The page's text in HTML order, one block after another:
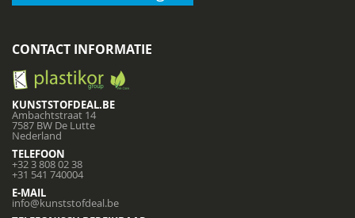
CONTACT INFORMATIE
KUNSTSTOFDEAL.BE
Ambachtstraat 14
7587 BW De Lutte
Nederland
TELEFOON
+32 3 808 02 38
+31 541 740004
E-MAIL
info@kunststofdeal.be